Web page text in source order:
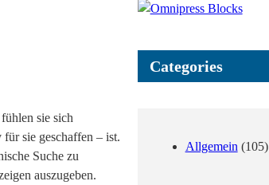
sie sich
sie geschaffen – ist.
Suche zu
auszugeben.
h
Categories
Allgemein (105)